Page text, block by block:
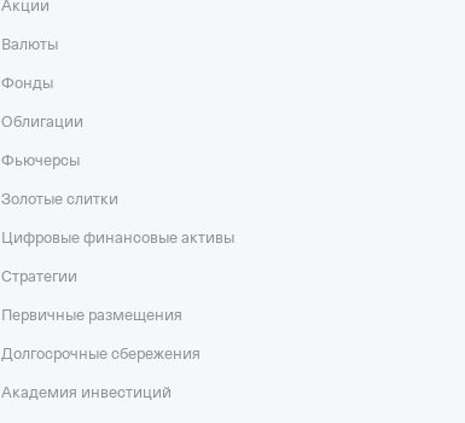
Акции
Валюты
Фонды
Облигации
Фьючерсы
Золотые слитки
Цифровые финансовые активы
Стратегии
Первичные размещения
Долгосрочные сбережения
Академия инвестиций